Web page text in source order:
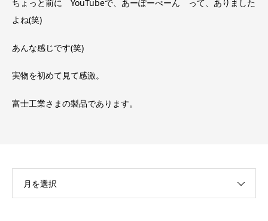
ちょっと前に YouTubeで、あーぽーぺーん って、ありました
よね(笑)
あんな感じです(笑)
実物を初めて見て感激。
富士工業さまの製品であります。
月を選択